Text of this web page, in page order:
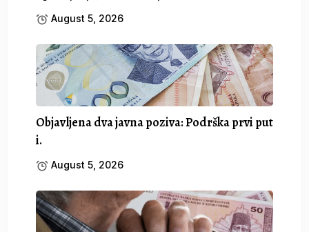
August 5, 2026
Objavljena dva javna poziva: Podrška prvi put
i.
August 5, 2026